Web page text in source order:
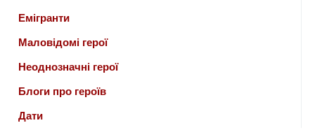
Емігранти
Маловідомі герої
Неоднозначні герої
Блоги про героїв
Дати